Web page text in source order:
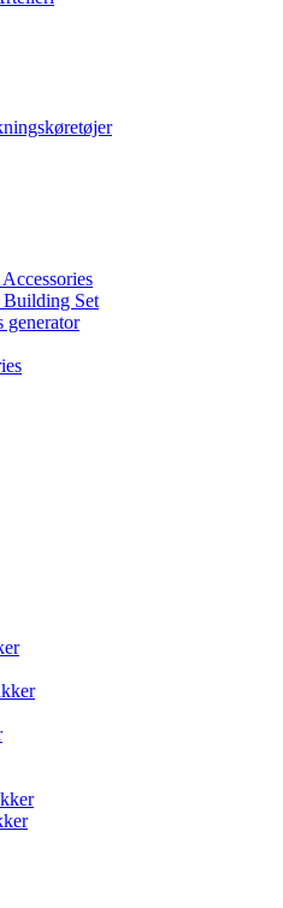
Building Set
generator